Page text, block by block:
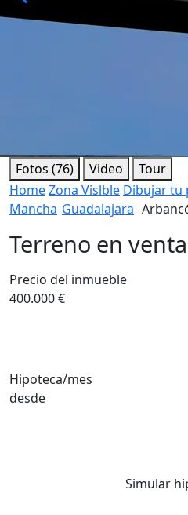
Fotos (76) Video
Tour
HomeZona Vislble Dibujar tu
Mancha Guadalajara
Terreno en
Precio del inmueble
400.000 €
Hipoteca/mes
desde
Simular